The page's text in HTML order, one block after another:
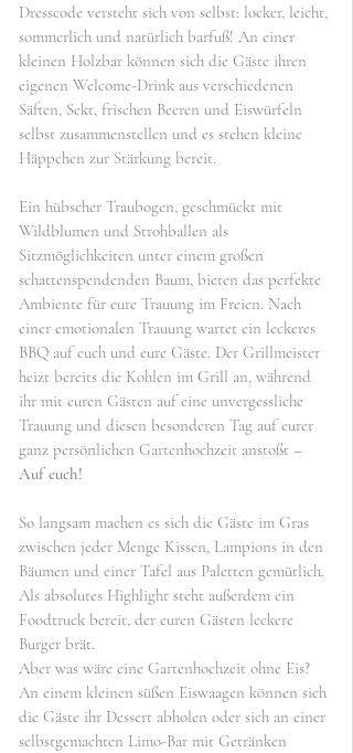
Dresscode versteht sich von selbst: locker, leicht,
sommerlich und natürlich barfuß! An einer
kleinen Holzbar können sich die Gäste ihren
eigenen Welcome-Drink aus verschiedenen
Säften, Sekt, frischen Beeren und Eiswürfeln
selbst zusammenstellen und es stehen kleine
Häppchen zur Stärkung bereit.
Ein hübscher Traubogen, geschmückt mit
Wildblumen und Strohballen als
Sitzmöglichkeiten unter einem großen
schattenspendenden Baum, bieten das perfekte
Ambiente für eure Trauung im Freien. Nach
einer emotionalen Trauung wartet ein leckeres
BBQ auf euch und eure Gäste. Der Grillmeister
heizt bereits die Kohlen im Grill an, während
ihr mit euren Gästen auf eine unvergessliche
Trauung und diesen besonderen Tag auf eurer
ganz persönlichen Gartenhochzeit anstoßt –
Auf euch!
So langsam machen es sich die Gäste im Gras
zwischen jeder Menge Kissen, Lampions in den
Bäumen und einer Tafel aus Paletten gemütlich.
Als absolutes Highlight steht außerdem ein
Foodtruck bereit, der euren Gästen leckere
Burger brät.
Aber was wäre eine Gartenhochzeit ohne Eis?
An einem kleinen süßen Eiswaagen können sich
die Gäste ihr Dessert abholen oder sich an einer
selbstgemachten Limo-Bar mit Getränken